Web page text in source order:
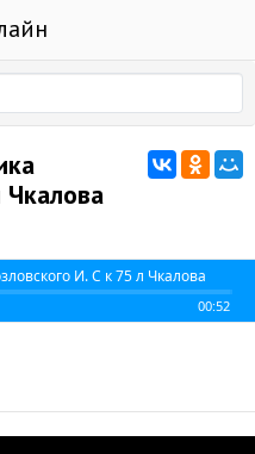
Чкалова
И. С к 75 л Чкалова
00:52